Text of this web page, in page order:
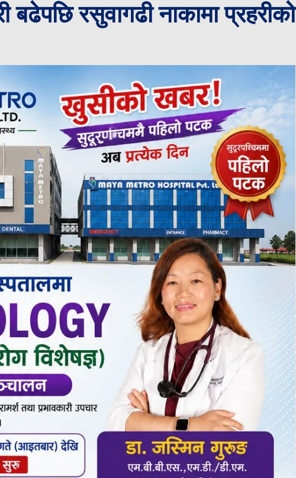
रसुवागढी नाकामा प्रहरीको